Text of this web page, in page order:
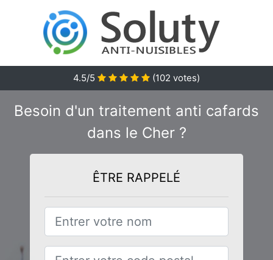
4.5/5 (102 votes)
Besoin d'un traitement anti cafards
dans le Cher ?
ÊTRE RAPPELÉ